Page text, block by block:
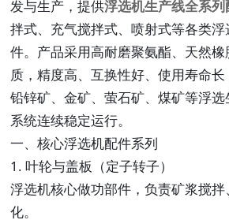
发与生产，提供浮选机生产线全系列
拌式、充气搅拌式、喷射式等各类
件。产品采用高耐磨聚氨酯、天然
质，精度高、互换性好、使用寿命长
铅锌矿、金矿、萤石矿、煤矿等浮
系统连续稳定运行。
一、核心浮选机配件系列
1. 叶轮与盖板（定子转子）
浮选机核心做功部件，负责矿浆搅
化。